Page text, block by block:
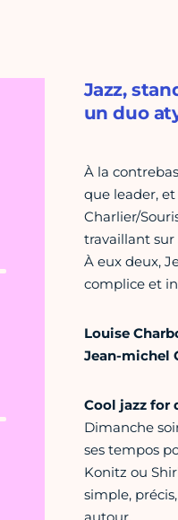
Jazz,
un duo
À la
que leader,
Charlier/
travaillant sur
À eux deux,
complice et
Louise
Jean-michel
Cool jazz for
Dimanche
ses tempos
Konitz ou
simple,